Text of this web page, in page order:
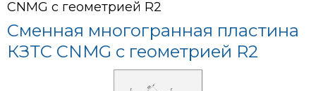
CNMG с геометрией R2
Сменная многогранная пластина
КЗТС CNMG с геометрией R2